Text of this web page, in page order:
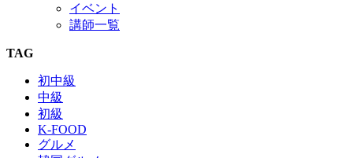
イベント
講師一覧
TAG
初中級
中級
初級
K-FOOD
グルメ